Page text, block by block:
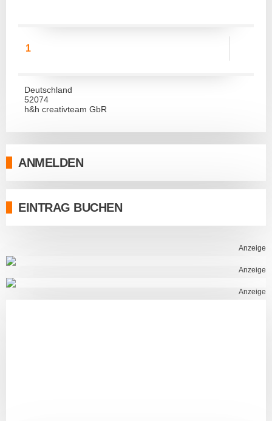
Anzeige
Anzeige
Anzeige
1
Deutschland
52074
h&h creativteam GbR
ANMELDEN
EINTRAG BUCHEN